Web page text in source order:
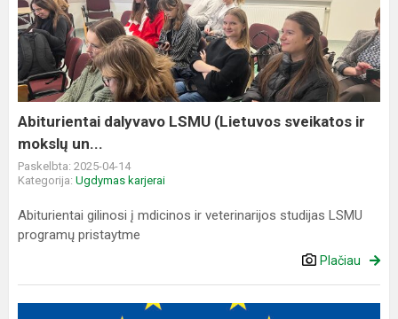
LSMU
(Lietuvos
sveikatos
ir
mokslų
un...
Abiturientai dalyvavo LSMU (Lietuvos sveikatos ir
mokslų un...
Paskelbta: 2025-04-14
Kategorija: Ugdymas karjerai
Abiturientai gilinosi į mdicinos ir veterinarijos studijas LSMU
programų pristaytme
Plačiau